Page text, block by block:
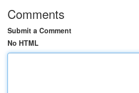
Comments
Submit a Comment
No HTML